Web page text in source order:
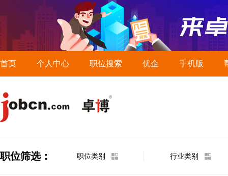
首页 个人中心 职位搜索 优企 手机版
职位筛选： 职位类别 行业类别